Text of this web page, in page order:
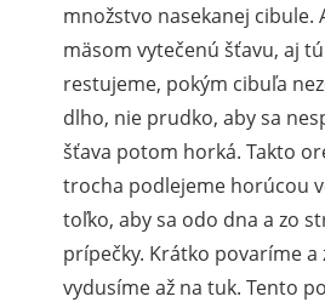
množstvo nasekanej cibule.
mäsom vytečenú šťavu, aj
restujeme, pokým cibuľa
dlho, nie prudko, aby sa
šťava potom horká. Takto
trocha podlejeme horúcou
toľko, aby sa odo dna a zo
prípečky. Krátko povaríme a
vydusíme až na tuk. Tento